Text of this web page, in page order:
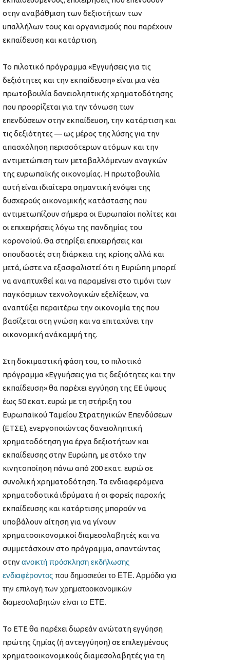
στην αναβάθμιση των δεξιοτήτων των
υπαλλήλων τους και οργανισμούς που παρέχουν
εκπαίδευση και κατάρτιση.
Το πιλοτικό πρόγραμμα «Εγγυήσεις για τις
δεξιότητες και την εκπαίδευση» είναι μια νέα
πρωτοβουλία δανειοληπτικής χρηματοδότησης
που προορίζεται για την τόνωση των
επενδύσεων στην εκπαίδευση, την κατάρτιση και
τις δεξιότητες — ως μέρος της λύσης για την
απασχόληση περισσότερων ατόμων και την
αντιμετώπιση των μεταβαλλόμενων αναγκών
της ευρωπαϊκής οικονομίας. Η πρωτοβουλία
αυτή είναι ιδιαίτερα σημαντική ενόψει της
δυσχερούς οικονομικής κατάστασης που
αντιμετωπίζουν σήμερα οι Ευρωπαίοι πολίτες και
οι επιχειρήσεις λόγω της πανδημίας του
κορονοϊού. Θα στηρίξει επιχειρήσεις και
σπουδαστές στη διάρκεια της κρίσης αλλά και
μετά, ώστε να εξασφαλιστεί ότι η Ευρώπη μπορεί
να αναπτυχθεί και να παραμείνει στο τιμόνι των
παγκόσμιων τεχνολογικών εξελίξεων, να
αναπτύξει περαιτέρω την οικονομία της που
βασίζεται στη γνώση και να επιταχύνει την
οικονομική ανάκαμψή της.
Στη δοκιμαστική φάση του, το πιλοτικό
πρόγραμμα «Εγγυήσεις για τις δεξιότητες και την
εκπαίδευση» θα παρέχει εγγύηση της ΕΕ ύψους
έως 50 εκατ. ευρώ με τη στήριξη του
Ευρωπαϊκού Ταμείου Στρατηγικών Επενδύσεων
(ΕΤΣΕ), ενεργοποιώντας δανειοληπτική
χρηματοδότηση για έργα δεξιοτήτων και
εκπαίδευσης στην Ευρώπη, με στόχο την
κινητοποίηση πάνω από 200 εκατ. ευρώ σε
συνολική χρηματοδότηση. Τα ενδιαφερόμενα
χρηματοδοτικά ιδρύματα ή οι φορείς παροχής
εκπαίδευσης και κατάρτισης μπορούν να
υποβάλουν αίτηση για να γίνουν
χρηματοοικονομικοί διαμεσολαβητές και να
συμμετάσχουν στο πρόγραμμα, απαντώντας
στηνανοικτή πρόσκληση εκδήλωσης
ενδιαφέροντος που δημοσιεύει το ΕΤΕ. Αρμόδιο για
την επιλογή των χρηματοοικονομικών
διαμεσολαβητών είναι το ΕΤΕ.
Το ΕΤΕ θα παρέχει δωρεάν ανώτατη εγγύηση
πρώτης ζημίας (ή αντεγγύηση) σε επιλεγμένους
χρηματοοικονομικούς διαμεσολαβητές για τη